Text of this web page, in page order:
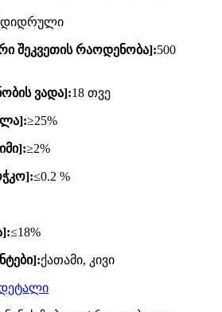
შეკვეთის რაოდენობა]:500
ვადა]:18 თვე
≥25%
≥2%
≤0.2 %
≤18%
ქათამი, კივი